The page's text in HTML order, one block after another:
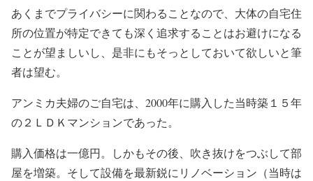
あくまでプライバシーに関わることなので、大体の自宅住
所の位置が特定できても深く追求することはお避けになる
ことが望ましいし、是非にもそっとしておいて欲しいと筆
者は望む。
アンミカ夫婦のご自宅は、2000年に購入した当時築１５年
の２ＬＤＫマンションであった。
購入価格は一億円。しかもその後、吹き抜けをつぶして部
屋を増築。そして設備を最新鋭にリノベーション（当時は